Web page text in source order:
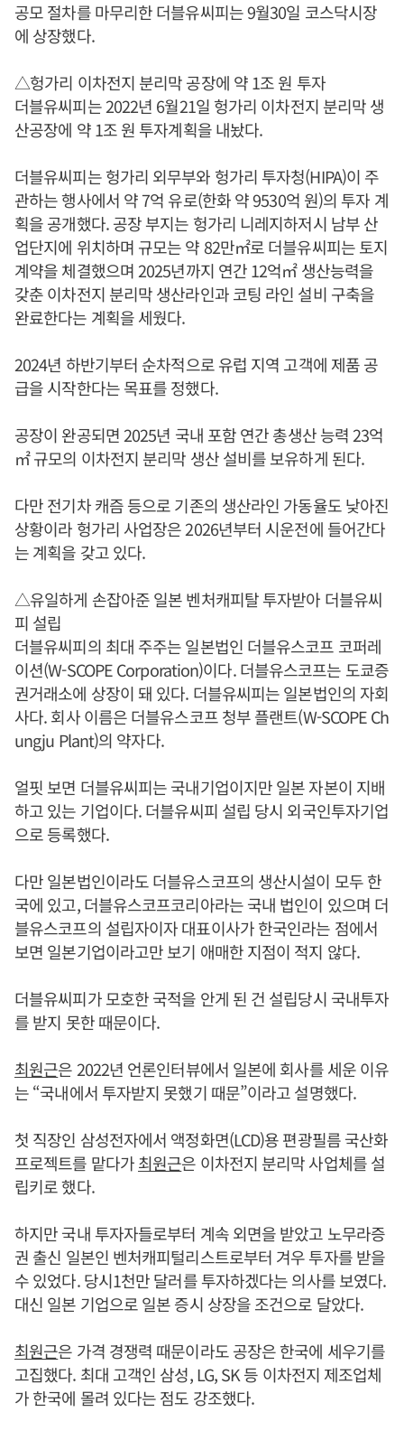
공모 절차를 마무리한 더블유씨피는 9월30일 코스닥시장
에 상장했다.
△헝가리 이차전지 분리막 공장에 약 1조 원 투자
더블유씨피는 2022년 6월21일 헝가리 이차전지 분리막 생
산공장에 약 1조 원 투자계획을 내놨다.
더블유씨피는 헝가리 외무부와 헝가리 투자청(HIPA)이 주
관하는 행사에서 약 7억 유로(한화 약 9530억 원)의 투자 계
획을 공개했다. 공장 부지는 헝가리 니레지하저시 남부 산
업단지에 위치하며 규모는 약 82만㎡로 더블유씨피는 토지
계약을 체결했으며 2025년까지 연간 12억㎡ 생산능력을
갖춘 이차전지 분리막 생산라인과 코팅 라인 설비 구축을
완료한다는 계획을 세웠다.
2024년 하반기부터 순차적으로 유럽 지역 고객에 제품 공
급을 시작한다는 목표를 정했다.
공장이 완공되면 2025년 국내 포함 연간 총생산 능력 23억
㎡ 규모의 이차전지 분리막 생산 설비를 보유하게 된다.
다만 전기차 캐즘 등으로 기존의 생산라인 가동율도 낮아진
상황이라 헝가리 사업장은 2026년부터 시운전에 들어간다
는 계획을 갖고 있다.
△유일하게 손잡아준 일본 벤처캐피탈 투자받아 더블유씨
피 설립
더블유씨피의 최대 주주는 일본법인 더블유스코프 코퍼레
이션(W-SCOPE Corporation)이다. 더블유스코프는 도쿄증
권거래소에 상장이 돼 있다. 더블유씨피는 일본법인의 자회
사다. 회사 이름은 더블유스코프 청부 플랜트(W-SCOPE Ch
ungju Plant)의 약자다.
얼핏 보면 더블유씨피는 국내기업이지만 일본 자본이 지배
하고 있는 기업이다. 더블유씨피 설립 당시 외국인투자기업
으로 등록했다.
다만 일본법인이라도 더블유스코프의 생산시설이 모두 한
국에 있고, 더블유스코프코리아라는 국내 법인이 있으며 더
블유스코프의 설립자이자 대표이사가 한국인라는 점에서
보면 일본기업이라고만 보기 애매한 지점이 적지 않다.
더블유씨피가 모호한 국적을 안게 된 건 설립당시 국내투자
를 받지 못한 때문이다.
최원근은 2022년 언론인터뷰에서 일본에 회사를 세운 이유
는 “국내에서 투자받지 못했기 때문”이라고 설명했다.
첫 직장인 삼성전자에서 액정화면(LCD)용 편광필름 국산화
프로젝트를 맡다가최원근은 이차전지 분리막 사업체를 설
립키로 했다.
하지만 국내 투자자들로부터 계속 외면을 받았고 노무라증
권 출신 일본인 벤처캐피털리스트로부터 겨우 투자를 받을
수 있었다. 당시1천만 달러를 투자하겠다는 의사를 보였다.
대신 일본 기업으로 일본 증시 상장을 조건으로 달았다.
최원근은 가격 경쟁력 때문이라도 공장은 한국에 세우기를
고집했다. 최대 고객인 삼성, LG, SK 등 이차전지 제조업체
가 한국에 몰려 있다는 점도 강조했다.